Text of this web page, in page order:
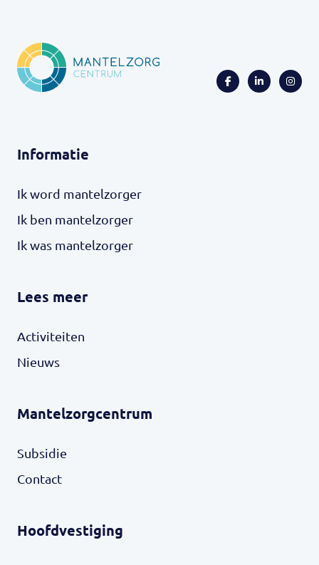
Informatie
Ik word mantelzorger
Ik ben mantelzorger
Ik was mantelzorger
Lees meer
Activiteiten
Nieuws
Mantelzorgcentrum
Subsidie
Contact
Hoofdvestiging